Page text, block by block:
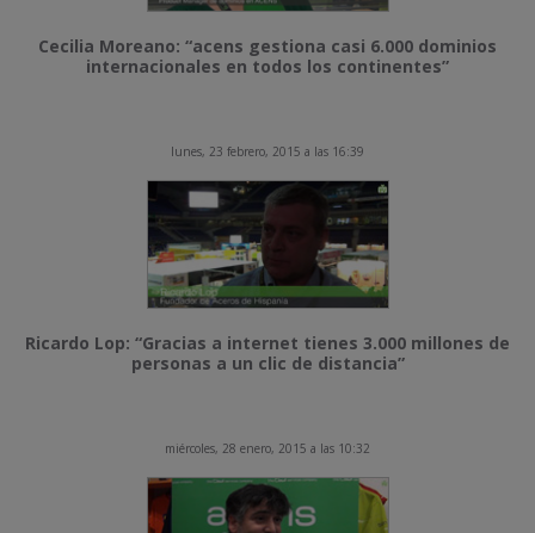
Cecilia Moreano: “acens gestiona casi 6.000 dominios
internacionales en todos los continentes”
lunes, 23 febrero, 2015 a las 16:39
Ricardo Lop: “Gracias a internet tienes 3.000 millones de
personas a un clic de distancia”
miércoles, 28 enero, 2015 a las 10:32